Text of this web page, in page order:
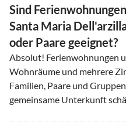
Sind
Santa Maria
oder Paare geeignet?
Absolut! Ferienwohnungen
Wohnräume und mehrere
Familien, Paare und
gemeinsame Unterkunft